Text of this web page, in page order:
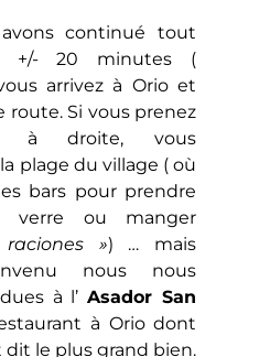
alors à gauche ( vers
de l’autoroute) puis
vers laErmita de
Tours, la chapelle
mètres.